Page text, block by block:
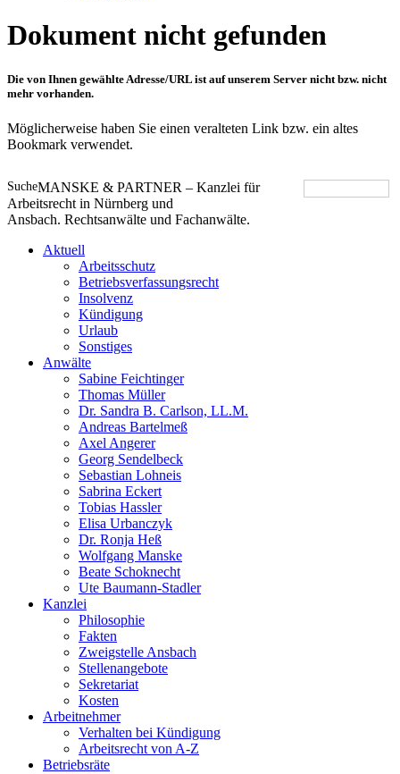
Dokument nicht gefunden
Die von Ihnen gewählte Adresse/URL ist auf unserem Server nicht bzw. nicht
mehr vorhanden.
Möglicherweise haben Sie einen veralteten Link bzw. ein altes
Bookmark verwendet.
SucheMANSKE & PARTNER – Kanzlei für
Arbeitsrecht in Nürnberg und
Ansbach. Rechtsanwälte und Fachanwälte.
Aktuell
Arbeitsschutz
Betriebsverfassungsrecht
Insolvenz
Kündigung
Urlaub
Sonstiges
Anwälte
Sabine Feichtinger
Thomas Müller
Dr. Sandra B. Carlson, LL.M.
Andreas Bartelmeß
Axel Angerer
Georg Sendelbeck
Sebastian Lohneis
Sabrina Eckert
Tobias Hassler
Elisa Urbanczyk
Dr. Ronja Heß
Wolfgang Manske
Beate Schoknecht
Ute Baumann-Stadler
Kanzlei
Philosophie
Fakten
Zweigstelle Ansbach
Stellenangebote
Sekretariat
Kosten
Arbeitnehmer
Verhalten bei Kündigung
Arbeitsrecht von A-Z
Betriebsräte